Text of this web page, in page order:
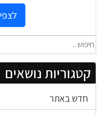
טקסט חופשי...
קטגוריות נושאים
חדש באתר